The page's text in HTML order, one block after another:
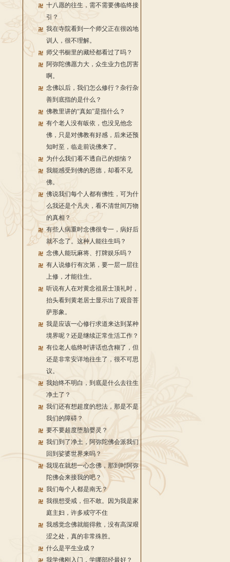
十八愿的往生，需不需要佛临终接
引？
我在寺院看到一个师父正在很凶地
训人，很不理解。
师父书橱里的藏经都看过了吗？
阿弥陀佛愿力大，众生业力也厉害
啊。
念佛以后，我们怎么修行？杂行杂
善到底指的是什么？
佛教里讲的“真如”是指什么？
有个老人没有皈依，也没见他念
佛，只是对佛教有好感，后来还预
知时至，临走前说佛来了。
为什么我们看不透自己的烦恼？
我能感受到佛的恩德，却看不见
佛。
佛说我们每个人都有佛性，可为什
么我还是个凡夫，看不清世间万物
的真相？
有些人病重时念佛很专一，病好后
就不念了。这种人能往生吗？
念佛人能玩麻将、打牌娱乐吗？
有人说修行有次第，要一层一层往
上修，才能往生。
听说有人在对黄念祖居士顶礼时，
抬头看到黄老居士显示出了观音菩
萨形象。
我是应该一心修行求道来达到某种
境界呢？还是继续正常生活工作？
有位老人临终时讲话也含糊了，但
还是非常安详地往生了，很不可思
议。
我始终不明白，到底是什么去往生
净土了？
我们还有想超度的想法，那是不是
我们的障碍？
要不要超度堕胎婴灵？
我们到了净土，阿弥陀佛会派我们
回到娑婆世界来吗？
我现在就想一心念佛，那到时阿弥
陀佛会来接我的吧？
我们每个人都是南无？
我很想受戒，但不敢。因为我是家
庭主妇，许多戒守不住
我感觉念佛就能得救，没有高深艰
涩之处，真的非常殊胜。
什么是平生业成？
我学佛刚入门，学哪部经最好？